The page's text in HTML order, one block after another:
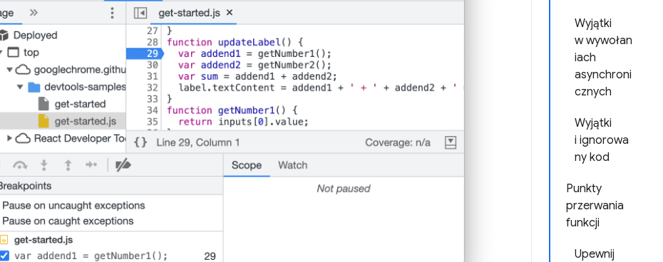
Wyjątki
w wywołan
iach
asynchroni
cznych
Wyjątki
i ignorowa
ny kod
Punkty
przerwania
funkcji
Upewnij